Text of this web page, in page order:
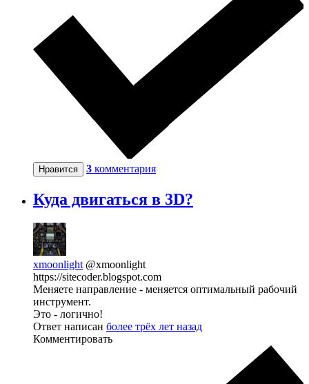
Нравится 3 комментария
Куда двигаться в 3D?
xmoonlight @xmoonlight
https://sitecoder.blogspot.com
Меняете направление - меняется оптимальный рабочий
инструмент.
Это - логично!
Ответ написан более трёх лет назад
Комментировать